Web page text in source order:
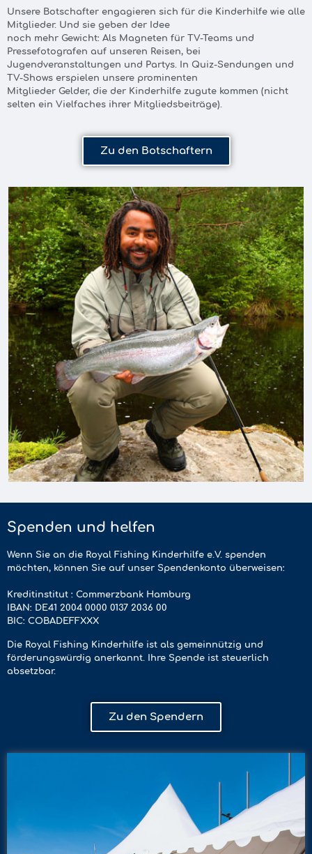
Unsere Botschafter engagieren sich für die Kinderhilfe wie alle
Mitglieder. Und sie geben der Idee
noch mehr Gewicht: Als Magneten für TV-Teams und
Pressefotografen auf unseren Reisen, bei
Jugendveranstaltungen und Partys. In Quiz-Sendungen und
TV-Shows erspielen unsere prominenten
Mitglieder Gelder, die der Kinderhilfe zugute kommen (nicht
selten ein Vielfaches ihrer Mitgliedsbeiträge).
Zu den Botschaftern
Spenden und helfen
Wenn Sie an die Royal Fishing Kinderhilfe e.V. spenden
möchten, können Sie auf unser Spendenkonto überweisen:
Kreditinstitut : Commerzbank Hamburg
IBAN: DE41 2004 0000 0137 2036 00
BIC: COBADEFFXXX
Die Royal Fishing Kinderhilfe ist als gemeinnützig und
förderungswürdig anerkannt. Ihre Spende ist steuerlich
absetzbar.
Zu den Spendern